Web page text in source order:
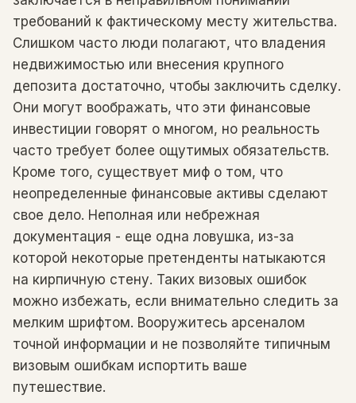
требований к фактическому месту жительства.
Слишком часто люди полагают, что владения
недвижимостью или внесения крупного
депозита достаточно, чтобы заключить сделку.
Они могут воображать, что эти финансовые
инвестиции говорят о многом, но реальность
часто требует более ощутимых обязательств.
Кроме того, существует миф о том, что
неопределенные финансовые активы сделают
свое дело. Неполная или небрежная
документация - еще одна ловушка, из-за
которой некоторые претенденты натыкаются
на кирпичную стену. Таких визовых ошибок
можно избежать, если внимательно следить за
мелким шрифтом. Вооружитесь арсеналом
точной информации и не позволяйте типичным
визовым ошибкам испортить ваше
путешествие.